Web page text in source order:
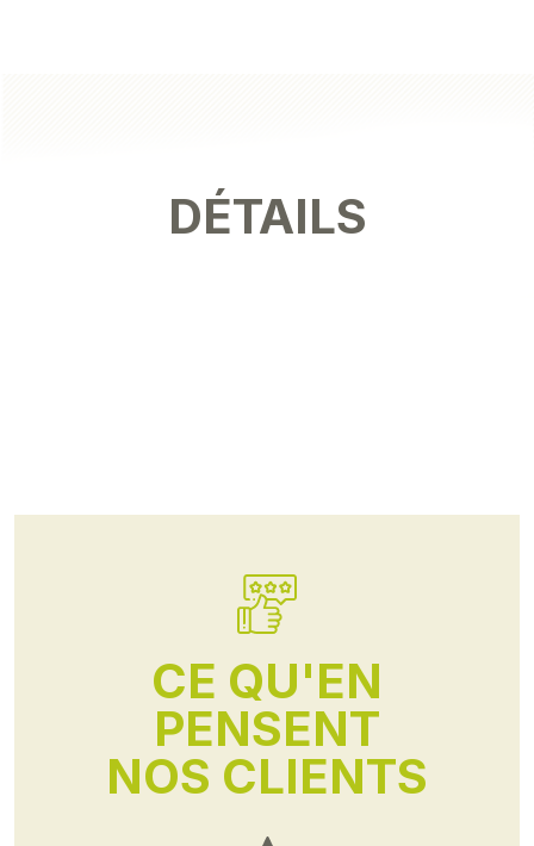
DÉTAILS
CE QU'EN
PENSENT
NOS CLIENTS